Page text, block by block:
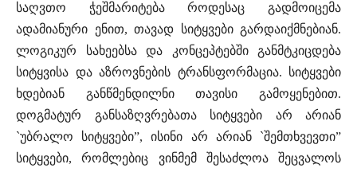
საღვთო ჭეშმარიტება როდესაც გადმოიცემა
ადამიანური ენით, თავად სიტყვები გარდაიქმნებიან.
ლოგიკურ სახეებსა და კონცეპტებში განმტკიცდება
სიტყვისა და აზროვნების ტრანსფორმაცია. სიტყვები
ხდებიან განწმენდილნი თავისი გამოყენებით.
დოგმატურ განსაზღვრებათა სიტყვები არ არიან
`უბრალო სიტყვები”, ისინი არ არიან `შემთხვევთი”
სიტყვები, რომლებიც ვინმემ შესაძლოა შეცვალოს